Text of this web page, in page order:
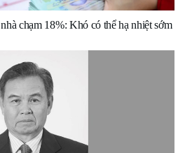
chạm 18%: Khó có thể hạ nhiệt sớm